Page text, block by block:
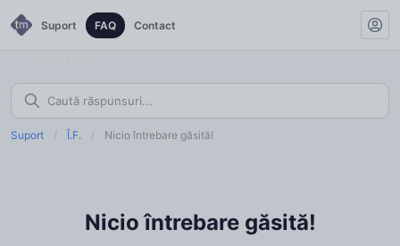
Suport FAQ Contact
Suport / Î.F. / Nicio întrebare găsită!
Nicio întrebare găsită!